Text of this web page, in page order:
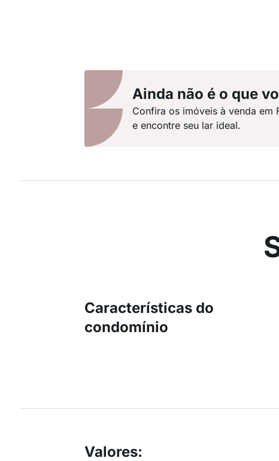
Ainda não é o que
Confira os imóveis à venda em
e encontre seu lar ideal.
Características do
condomínio
Valores: